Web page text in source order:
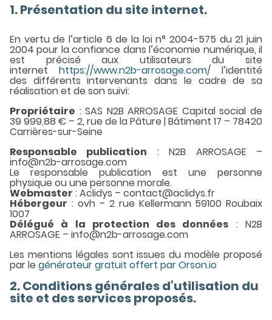
1. Présentation du site internet.
En vertu de l’article 6 de la loi n° 2004-575 du 21 juin
2004 pour la confiance dans l’économie numérique, il
est précisé aux utilisateurs du site
internet https://www.n2b-arrosage.com/ l’identité
des différents intervenants dans le cadre de sa
réalisation et de son suivi:
Propriétaire : SAS N2B ARROSAGE Capital social de
39 999,88 € – 2, rue de la Pâture | Bâtiment 17 – 78420
Carrières-sur-Seine
Responsable publication : N2B ARROSAGE –
info@n2b-arrosage.com
Le responsable publication est une personne
physique ou une personne morale.
Webmaster : Aclidys – contact@aclidys.fr
Hébergeur : ovh – 2 rue Kellermann 59100 Roubaix
1007
Délégué à la protection des données : N2B
ARROSAGE – info@n2b-arrosage.com
Les mentions légales sont issues du modèle proposé
par le générateur gratuit offert par Orson.io
2. Conditions générales d’utilisation du
site et des services proposés.